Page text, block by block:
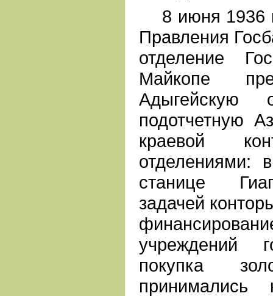
8 июня 1936
Правления
отделение
Майкопе
Адыгейскую
подотчетную
краевой
отделениями:
станице
задачей
учреждений
покупка